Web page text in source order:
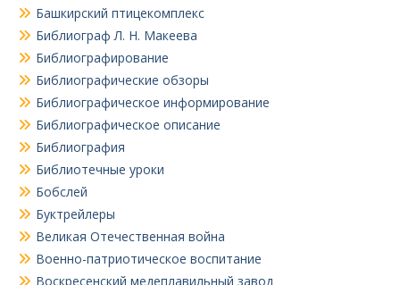
Башкирский птицекомплекс
Библиограф Л. Н. Макеева
Библиографирование
Библиографические обзоры
Библиографическое информирование
Библиографическое описание
Библиография
Библиотечные уроки
Бобслей
Буктрейлеры
Великая Отечественная война
Военно-патриотическое воспитание
Воскресенский медеплавильный завод